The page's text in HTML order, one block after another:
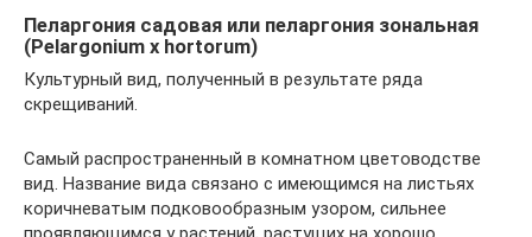
Пеларгония садовая или пеларгония зональная
(Pelargonium x hortorum)
Культурный вид, полученный в результате ряда
скрещиваний.
Самый распространенный в комнатном цветоводстве
вид. Название вида связано с имеющимся на листьях
коричневатым подковообразным узором, сильнее